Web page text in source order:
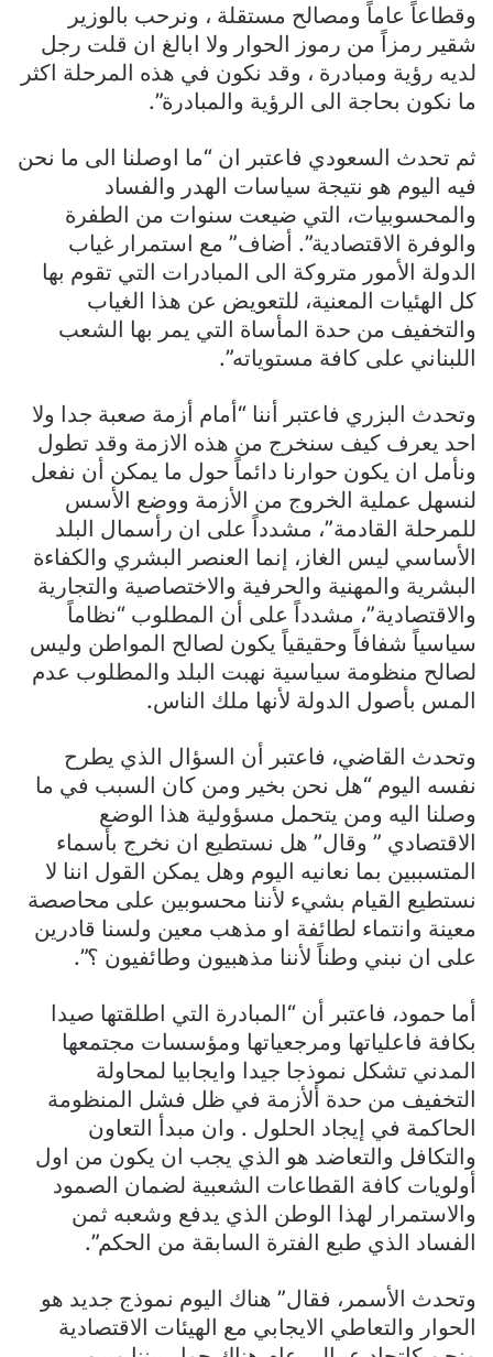
وقطاعاً عاماً ومصالح مستقلة ، ونرحب بالوزير
شقير رمزاً من رموز الحوار ولا ابالغ ان قلت رجل
لديه رؤية ومبادرة ، وقد نكون في هذه المرحلة اكثر
ما نكون بحاجة الى الرؤية والمبادرة”.
ثم تحدث السعودي فاعتبر ان “ما اوصلنا الى ما نحن
فيه اليوم هو نتيجة سياسات الهدر والفساد
والمحسوبيات، التي ضيعت سنوات من الطفرة
والوفرة الاقتصادية”. أضاف” مع استمرار غياب
الدولة الأمور متروكة الى المبادرات التي تقوم بها
كل الهئيات المعنية، للتعويض عن هذا الغياب
والتخفيف من حدة المأساة التي يمر بها الشعب
اللبناني على كافة مستوياته”.
وتحدث البزري فاعتبر أننا “أمام أزمة صعبة جدا ولا
احد يعرف كيف سنخرج من هذه الازمة وقد تطول
ونأمل ان يكون حوارنا دائماً حول ما يمكن أن نفعل
لنسهل عملية الخروج من الأزمة ووضع الأسس
للمرحلة القادمة”، مشدداً على ان رأسمال البلد
الأساسي ليس الغاز، إنما العنصر البشري والكفاءة
البشرية والمهنية والحرفية والاختصاصية والتجارية
والاقتصادية”، مشدداً على أن المطلوب “نظاماً
سياسياً شفافاً وحقيقياً يكون لصالح المواطن وليس
لصالح منظومة سياسية نهبت البلد والمطلوب عدم
المس بأصول الدولة لأنها ملك الناس.
وتحدث القاضي، فاعتبر أن السؤال الذي يطرح
نفسه اليوم “هل نحن بخير ومن كان السبب في ما
وصلنا اليه ومن يتحمل مسؤولية هذا الوضع
الاقتصادي ” وقال” هل نستطيع ان نخرج بأسماء
المتسببين بما نعانيه اليوم وهل يمكن القول اننا لا
نستطيع القيام بشيء لأننا محسوبين على محاصصة
معينة وانتماء لطائفة او مذهب معين ولسنا قادرين
على ان نبني وطناً لأننا مذهبيون وطائفيون ؟”.
أما حمود، فاعتبر أن “المبادرة التي اطلقتها صيدا
بكافة فاعلياتها ومرجعياتها ومؤسسات مجتمعها
المدني تشكل نموذجا جيدا وايجابيا لمحاولة
التخفيف من حدة ألأزمة في ظل فشل المنظومة
الحاكمة في إيجاد الحلول . وان مبدأ التعاون
والتكافل والتعاضد هو الذي يجب ان يكون من اول
أولويات كافة القطاعات الشعبية لضمان الصمود
والاستمرار لهذا الوطن الذي يدفع وشعبه ثمن
الفساد الذي طبع الفترة السابقة من الحكم”.
وتحدث الأسمر، فقال” هناك اليوم نموذج جديد هو
الحوار والتعاطي الايجابي مع الهيئات الاقتصادية